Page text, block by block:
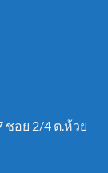
อย 2/4 ต.ห้วย